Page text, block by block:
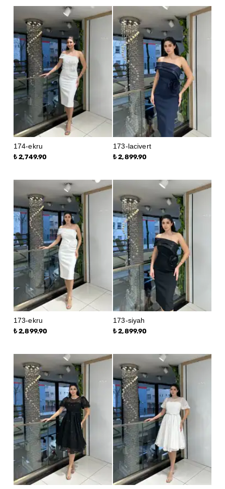
174-ekru
₺ 2,749.90
173-lacivert
₺ 2,899.90
173-ekru
₺ 2,899.90
173-siyah
₺ 2,899.90